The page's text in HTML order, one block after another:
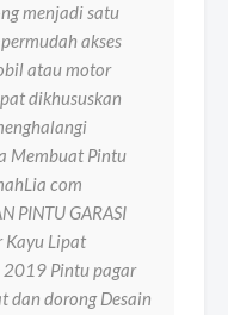
menjadi satu
akses
atau motor
dikhususkan
Membuat Pintu
com
PINTU GARASI
Kayu Lipat
Pintu pagar
dan dorong Desain